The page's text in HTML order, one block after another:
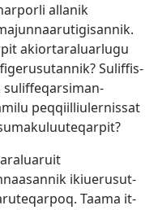
al­lanik
akior­taraluarlugu
Sulif­fis­
sulif­feqarsiman­
peq­qiil­liuler­nis­sat
ikiuerusut­
Taama it­